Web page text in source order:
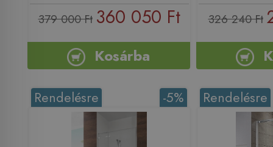
379 000 Ft 360 050 Ft
Kosárba
326 240 Ft
-5%
Rendelésre Rendelésre